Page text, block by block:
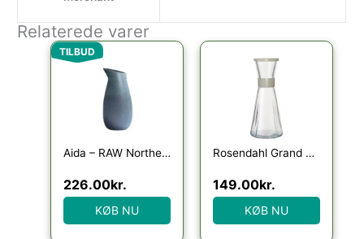
Relaterede varer
TILBUD
Aida – RAW Northern Green – vandkaraffel 1 stk
Den oprindelige pris var: 329.95kr..
226.00kr.
Den aktuelle pris er: 226.00kr..
KØB NU
Rosendahl Grand Cru vandkaraffel 0,9 liter, sand
149.00kr.
KØB NU